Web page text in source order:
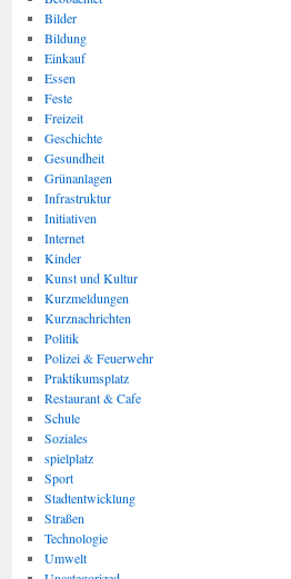
Bilder
Bildung
Einkauf
Essen
Feste
Freizeit
Geschichte
Gesundheit
Grünanlagen
Infrastruktur
Initiativen
Internet
Kinder
Kunst und Kultur
Kurzmeldungen
Kurznachrichten
Politik
Polizei & Feuerwehr
Praktikumsplatz
Restaurant & Cafe
Schule
Soziales
spielplatz
Sport
Stadtentwicklung
Straßen
Technologie
Umwelt